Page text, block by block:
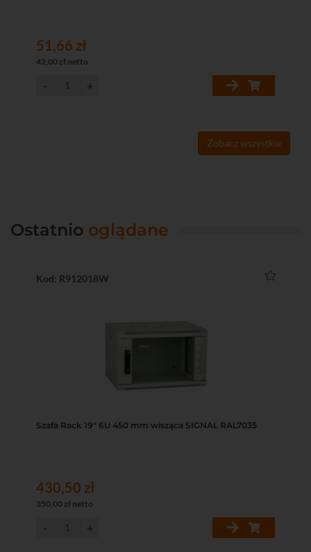
51,66 zł
42,00 zł netto
Zobacz wszystkie
Ostatnio oglądane
Kod: R912018W
Szafa Rack 19" 6U 450 mm wisząca SIGNAL RAL7035
430,50 zł
350,00 zł netto